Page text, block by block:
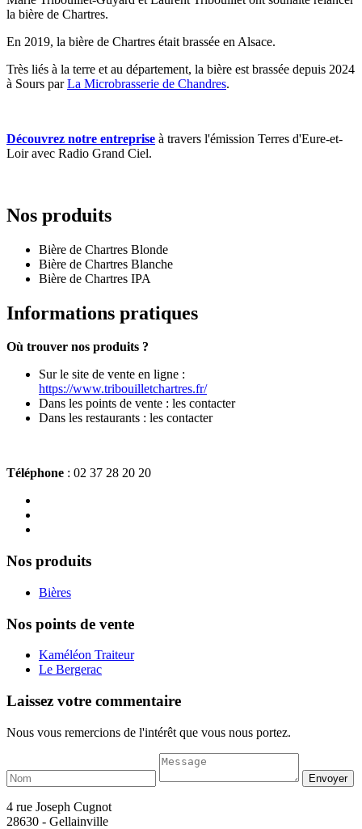
la bière de Chartres.
En 2019, la bière de Chartres était brassée en Alsace.
Très liés à la terre et au département, la bière est brassée depuis 2024
à Sours parLa Microbrasserie de Chandres.
Découvrez notre entreprise à travers l'émission Terres d'Eure-et-
Loir avec Radio Grand Ciel.
Nos produits
Bière de Chartres Blonde
Bière de Chartres Blanche
Bière de Chartres IPA
Informations pratiques
Où trouver nos produits ?
Sur le site de vente en ligne :
https://www.tribouilletchartres.fr/
Dans les points de vente : les contacter
Dans les restaurants : les contacter
Téléphone : 02 37 28 20 20
Nos produits
Bières
Nos points de vente
Kaméléon Traiteur
Le Bergerac
Laissez votre commentaire
Nous vous remercions de l'intérêt que vous nous portez.
4 rue Joseph Cugnot
28630 - Gellainville